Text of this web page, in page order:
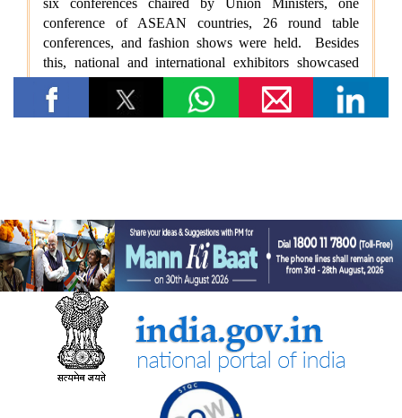
विषय- एग्रीस्टैक और डिजिटल कृषि मिशन का कार्यान्वयन
विषय- किसान उत्पादक संगठनों (एफपीओ) का गठन
विषय: राष्ट्रीय खाद्य तेल मिशन तिलहन (एनएमईओ-तिलहन) का क्रियान्वयन
विषय: तिलहन एवं दलहन के उत्पादन को बढ़ाने के लिए उठाए गए कदम
स्थायी सामुदायिक परिसंपत्तियों में बदलने में भारत का नेतृत्व किया
वाणिज्‍य एवं उद्योग मंत्रालय
डीजीएफटी, 'सोर्स फ्रॉम इंडिया' फीचर के माध्यम से डीपीआईआईटी-मान्यता
प्राप्त स्टार्टअप्स को वैश्विक व्यापार पारिस्थितिकी तंत्र से जोड़ता है
नई दिल्ली में आधुनिकीकरण और औद्योगिक सहयोग पर भारत-रूस कार्य समूह
के 12वें सत्र का आयोजन
भव्य योजना के पहले चरण के पहले राउंड में 87 प्रस्ताव प्राप्त हुए